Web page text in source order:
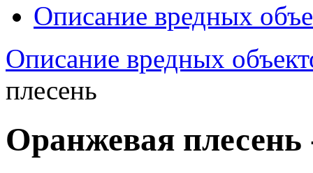
Описание вредных
Описание вредных
плесень
Оранжевая плесень